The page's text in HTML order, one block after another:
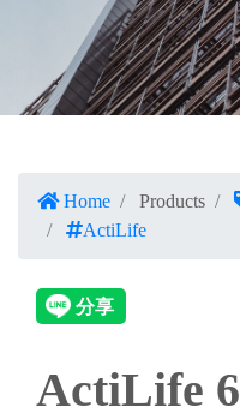
Home Products
ActiLife
ActiLife 6